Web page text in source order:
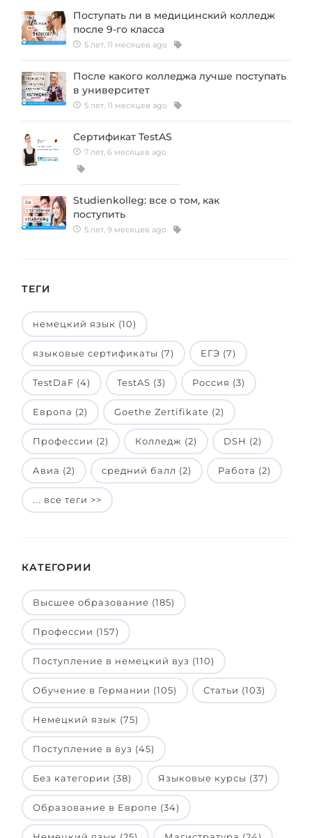
Поступать ли в медицинский колледж
после 9-го класса
5 лет, 11 месяцев ago
После какого колледжа лучше поступать
в университет
5 лет, 11 месяцев ago
Сертификат TestAS
7 лет, 6 месяцев ago
Studienkolleg: все о том, как
поступить
5 лет, 9 месяцев ago
ТЕГИ
немецкий язык (10)
языковые сертификаты (7) ЕГЭ (7)
TestDaF (4) TestAS (3) Россия (3)
Европа (2) Goethe Zertifikate (2)
Профессии (2) Колледж (2) DSH (2)
Авиа (2) средний балл (2) Работа (2)
... все теги >>
КАТЕГОРИИ
Высшее образование (185)
Профессии (157)
Поступление в немецкий вуз (110)
Обучение в Германии (105) Статьи (103)
Немецкий язык (75)
Поступление в вуз (45)
Без категории (38) Языковые курсы (37)
Образование в Европе (34)